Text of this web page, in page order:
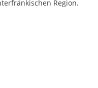
Region.